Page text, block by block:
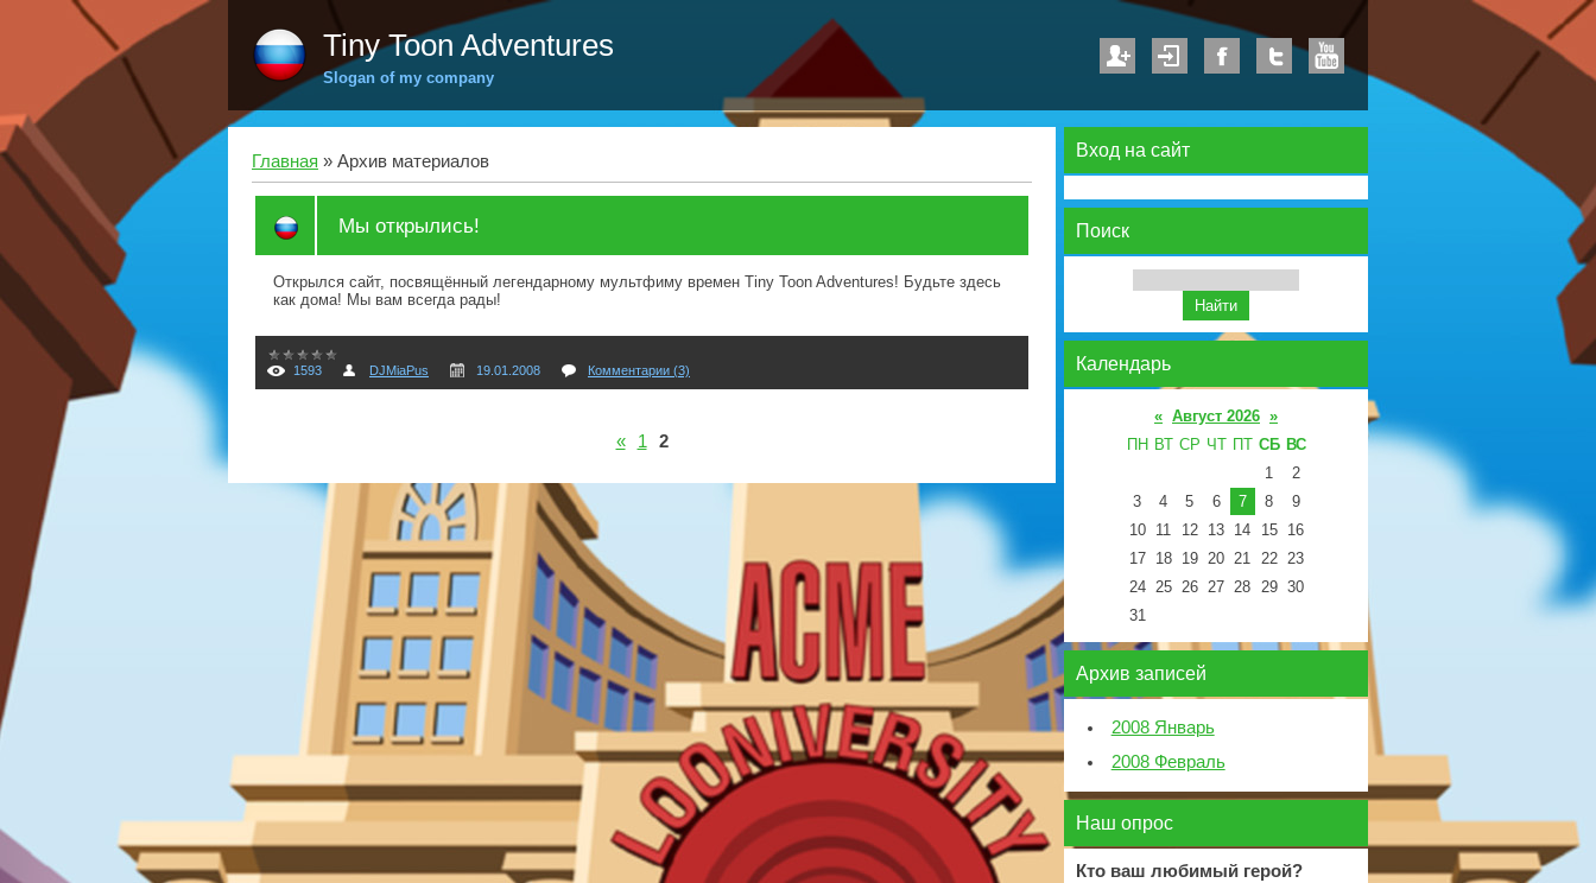
Tiny Toon Adventures
Slogan of my company
Главная » Архив материалов
Мы открылись!
Открылся сайт, посвящённый легендарному мультфиму времен Tiny Toon Adventures! Будьте здесь
как дома! Мы вам всегда рады!
1593 DJMiaPus 19.01.2008 Комментарии (3)
« 1 2
Вход на сайт
Поиск
Календарь
« Август 2026 »
ПН ВТ СР ЧТ ПТ СБ ВС
1
2
3
4 5 6 7 8
9
10
11 12 13 14 15
16
17
18 19 20 21 22 23
24 25 26 27 28 29 30
31
Архив записей
2008 Январь
2008 Февраль
Наш опрос
Кто ваш любимый герой?